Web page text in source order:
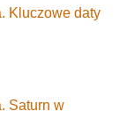
Kluczowe daty
Saturn w